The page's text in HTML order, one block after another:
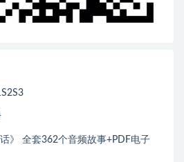
》 全套362个音频故事+PDF电子